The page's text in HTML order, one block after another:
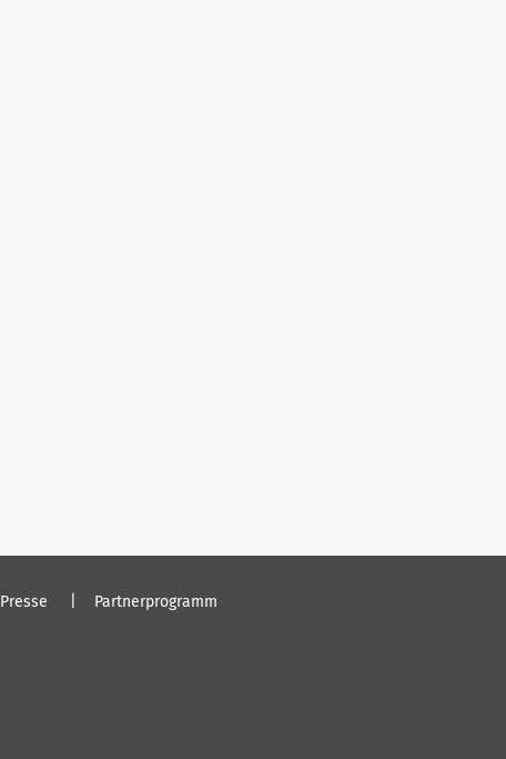
Presse Partnerprogramm